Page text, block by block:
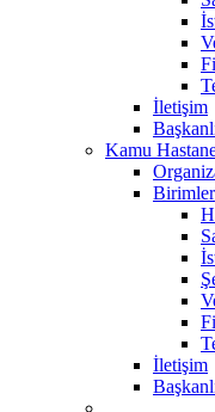
İletişim
Kamu
Birimler
İletişim